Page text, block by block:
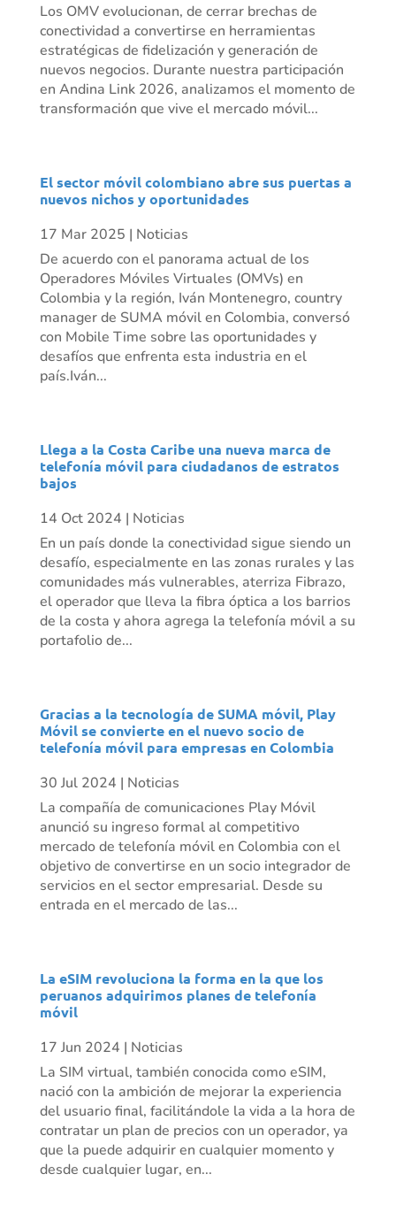
Los OMV evolucionan, de cerrar brechas de
conectividad a convertirse en herramientas
estratégicas de fidelización y generación de
nuevos negocios. Durante nuestra participación
en Andina Link 2026, analizamos el momento de
transformación que vive el mercado móvil...
El sector móvil colombiano abre sus puertas a
nuevos nichos y oportunidades
17 Mar 2025 | Noticias
De acuerdo con el panorama actual de los
Operadores Móviles Virtuales (OMVs) en
Colombia y la región, Iván Montenegro, country
manager de SUMA móvil en Colombia, conversó
con Mobile Time sobre las oportunidades y
desafíos que enfrenta esta industria en el
país.Iván...
Llega a la Costa Caribe una nueva marca de
telefonía móvil para ciudadanos de estratos
bajos
14 Oct 2024 | Noticias
En un país donde la conectividad sigue siendo un
desafío, especialmente en las zonas rurales y las
comunidades más vulnerables, aterriza Fibrazo,
el operador que lleva la fibra óptica a los barrios
de la costa y ahora agrega la telefonía móvil a su
portafolio de...
Gracias a la tecnología de SUMA móvil, Play
Móvil se convierte en el nuevo socio de
telefonía móvil para empresas en Colombia
30 Jul 2024 | Noticias
La compañía de comunicaciones Play Móvil
anunció su ingreso formal al competitivo
mercado de telefonía móvil en Colombia con el
objetivo de convertirse en un socio integrador de
servicios en el sector empresarial. Desde su
entrada en el mercado de las...
La eSIM revoluciona la forma en la que los
peruanos adquirimos planes de telefonía
móvil
17 Jun 2024 | Noticias
La SIM virtual, también conocida como eSIM,
nació con la ambición de mejorar la experiencia
del usuario final, facilitándole la vida a la hora de
contratar un plan de precios con un operador, ya
que la puede adquirir en cualquier momento y
desde cualquier lugar, en...